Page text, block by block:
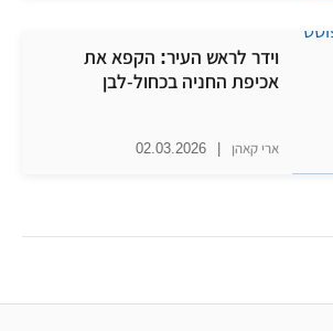
וידר לראש העיר: הקפא את
אכיפת החניה בכחול-לבן
ארי קאהן |
02.03.2026